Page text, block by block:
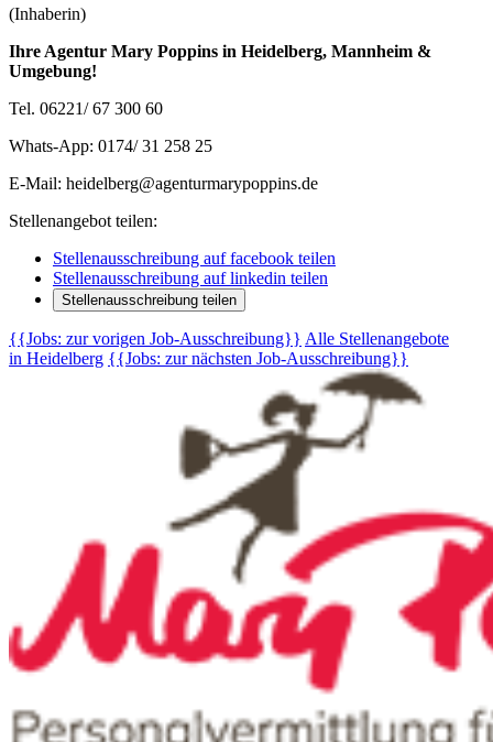
(Inhaberin)
Ihre Agentur Mary Poppins in Heidelberg, Mannheim &
Umgebung!
Tel. 06221/ 67 300 60
Whats-App: 0174/ 31 258 25
E-Mail: heidelberg@agenturmarypoppins.de
Stellenangebot teilen:
Stellenausschreibung auf facebook teilen
Stellenausschreibung auf linkedin teilen
Stellenausschreibung teilen
{{Jobs: zur vorigen Job-Ausschreibung}} Alle Stellenangebote
in Heidelberg {{Jobs: zur nächsten Job-Ausschreibung}}